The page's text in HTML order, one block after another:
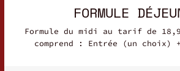
FORMULE
Formule du midi au tarif de
comprend : Entrée (un choix)